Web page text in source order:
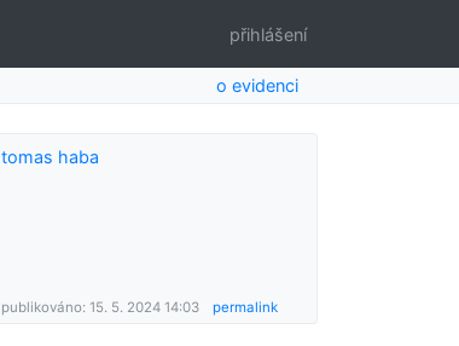
přihlášení
o evidenci
tomas haba
publikováno: 15. 5. 2024 14:03 permalink